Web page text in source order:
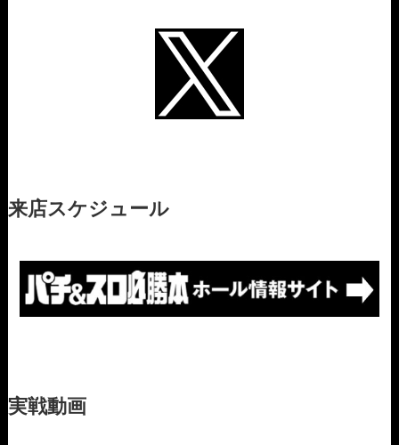
来店スケジュール
実戦動画